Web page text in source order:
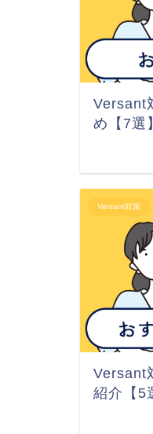
Versant
め【7選】
Versant対策
Versant
紹介【5